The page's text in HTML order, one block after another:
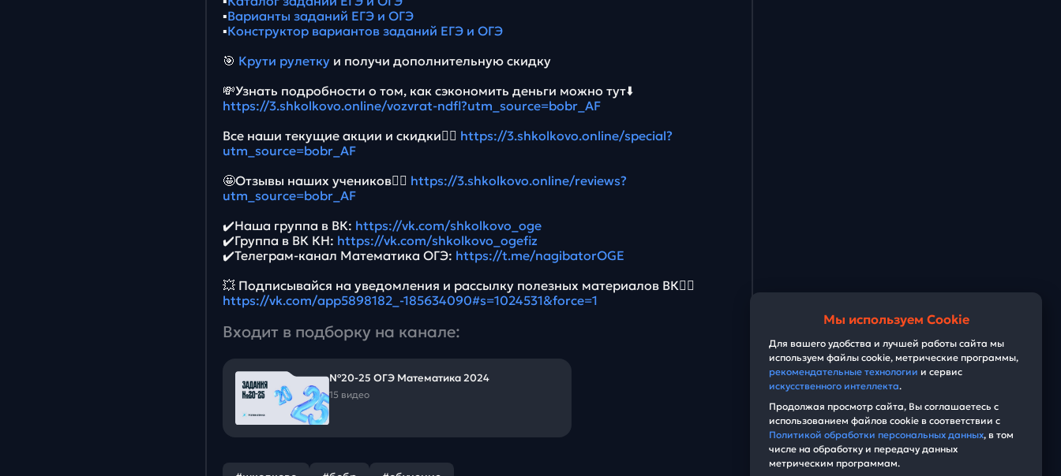
▪️Варианты заданий ЕГЭ и ОГЭ
▪️Конструктор вариантов заданий ЕГЭ и ОГЭ
🎯 Крути рулетку и получи дополнительную скидку
💸Узнать подробности о том, как сэкономить деньги можно тут⬇️
https://3.shkolkovo.online/vozvrat-ndfl?utm_source=bobr_AF
Все наши текущие акции и скидки👉🏻 https://3.shkolkovo.online/special?
utm_source=bobr_AF
🤩Отзывы наших учеников👉🏻 https://3.shkolkovo.online/reviews?
utm_source=bobr_AF
✔️Наша группа в ВК: https://vk.com/shkolkovo_oge
✔️Группа в ВК КН: https://vk.com/shkolkovo_ogefiz
✔️Телеграм-канал Математика ОГЭ: https://t.me/nagibatorOGE
💥 Подписывайся на уведомления и рассылку полезных материалов ВК👉🏻
https://vk.com/app5898182_-185634090#s=1024531&force=1
Входит в подборку на канале:
№20-25 ОГЭ Математика 2024
15 видео
Мы используем Cookie
Для вашего удобства и лучшей работы сайта мы
используем файлы cookie, метрические программы,
рекомендательные технологии и сервис
искусственного интеллекта.
Продолжая просмотр сайта, Вы соглашаетесь с
использованием файлов cookie в соответствии с
Политикой обработки персональных данных, в том
числе на обработку и передачу данных
метрическим программам.